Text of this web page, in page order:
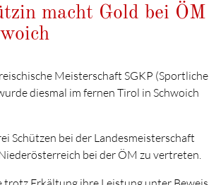
macht Gold bei ÖM
Meisterschaft SGKP (Sportliche
diesmal im fernen Tirol in Schwoich
Schützen bei der Landesmeisterschaft
bei der ÖM zu vertreten.